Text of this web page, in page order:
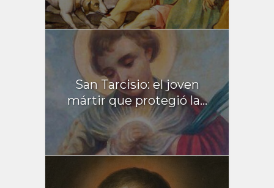
San Tarcisio: el joven
mártir que protegió la...